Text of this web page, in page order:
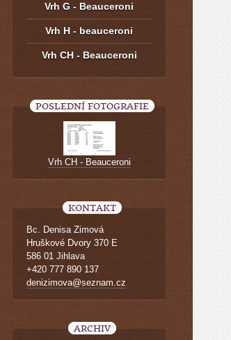
Vrh G - Beauceroni
Vrh H - beauceroni
Vrh CH - Beauceroni
POSLEDNÍ FOTOGRAFIE
Vrh CH - Beauceroni
KONTAKT
Bc. Denisa Zimová
Hruškové Dvory 370 E
586 01 Jihlava
+420 777 890 137
denizimova@seznam.cz
ARCHIV